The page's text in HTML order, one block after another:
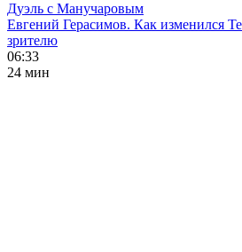
Дуэль с Манучаровым
Евгений Герасимов. Как изменился
зрителю
06:33
24 мин